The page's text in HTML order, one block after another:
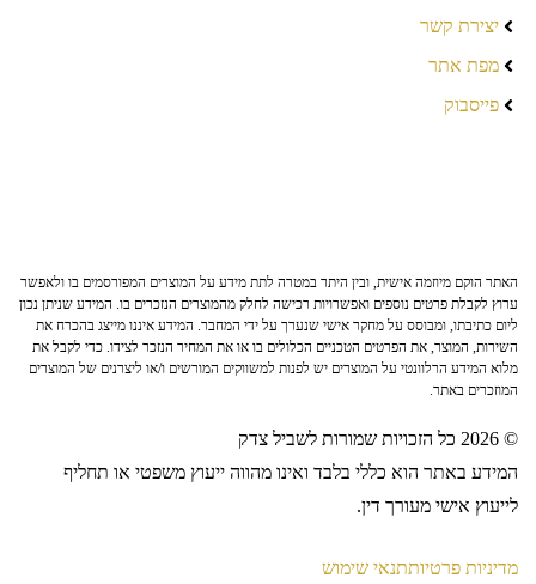
יצירת קשר
מפת אתר
פייסבוק
האתר הוקם מיוזמה אישית, ובין היתר במטרה לתת מידע על המוצרים המפורסמים בו ולאפשר
ערוץ לקבלת פרטים נוספים ואפשרויות רכישה לחלק מהמוצרים הנזכרים בו. המידע שניתן נכון
ליום כתיבתו, ומבוסס על מחקר אישי שנערך על ידי המחבר. המידע איננו מייצג בהכרח את
השירות, המוצר, את הפרטים הטכניים הכלולים בו או את המחיר הנזכר לצידו. כדי לקבל את
מלוא המידע הרלוונטי על המוצרים יש לפנות למשווקים המורשים ו/או ליצרנים של המוצרים
המוזכרים באתר.
© 2026 כל הזכויות שמורות לשביל צדק
המידע באתר הוא כללי בלבד ואינו מהווה ייעוץ משפטי או תחליף
לייעוץ אישי מעורך דין.
מדיניות פרטיותתנאי שימוש